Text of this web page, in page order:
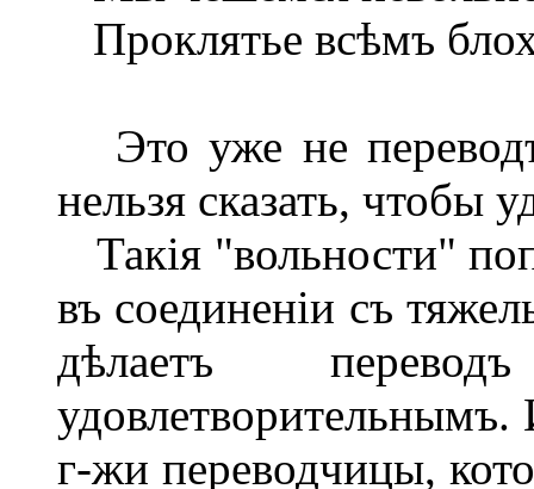
Проклятье всѣмъ
Это уже не
нельзя сказать, чтобы
Такія "вольности"
въ соединеніи съ
дѣлаетъ
удовлетворительнымъ.
г-жи переводчицы,